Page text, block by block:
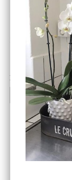
Cloudy kruka
199 kr
INFO KÖP
-20%